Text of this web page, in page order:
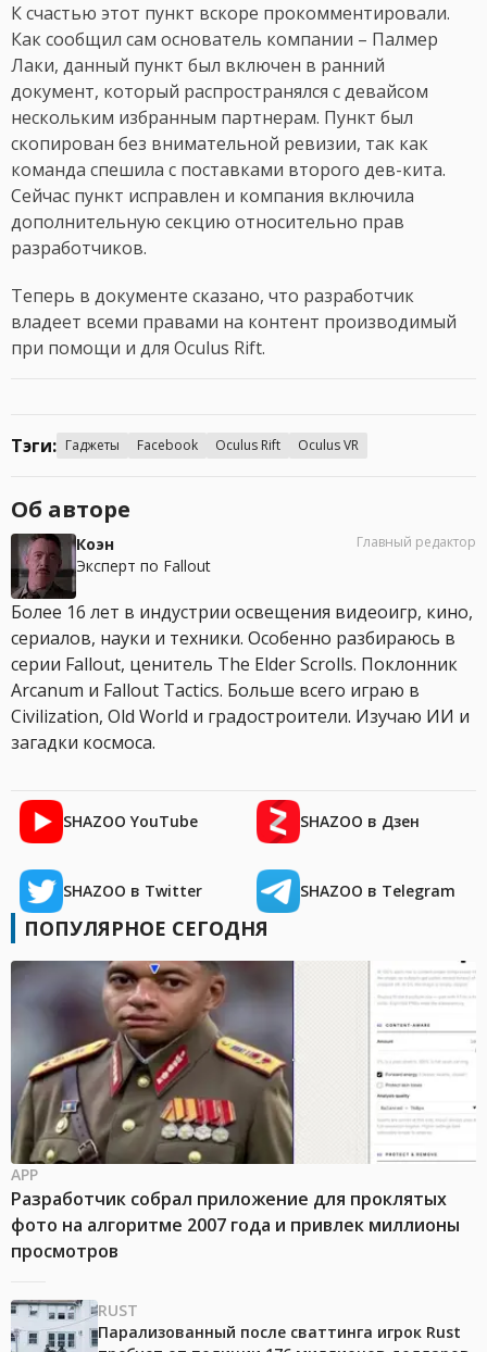
К счастью этот пункт вскоре прокомментировали.
Как сообщил сам основатель компании – Палмер
Лаки, данный пункт был включен в ранний
документ, который распространялся с девайсом
нескольким избранным партнерам. Пункт был
скопирован без внимательной ревизии, так как
команда спешила с поставками второго дев-кита.
Сейчас пункт исправлен и компания включила
дополнительную секцию относительно прав
разработчиков.
Теперь в документе сказано, что разработчик
владеет всеми правами на контент производимый
при помощи и для Oculus Rift.
Тэги: Гаджеты Facebook Oculus Rift Oculus VR
Об авторе
Коэн
Эксперт по Fallout
Главный редактор
Более 16 лет в индустрии освещения видеоигр, кино,
сериалов, науки и техники. Особенно разбираюсь в
серии Fallout, ценитель The Elder Scrolls. Поклонник
Arcanum и Fallout Tactics. Больше всего играю в
Civilization, Old World и градостроители. Изучаю ИИ и
загадки космоса.
SHAZOO YouTube SHAZOO в Дзен
SHAZOO в Twitter SHAZOO в Telegram
ПОПУЛЯРНОЕ СЕГОДНЯ
APP
Разработчик собрал приложение для проклятых
фото на алгоритме 2007 года и привлек миллионы
просмотров
RUST
Парализованный после сваттинга игрок Rust